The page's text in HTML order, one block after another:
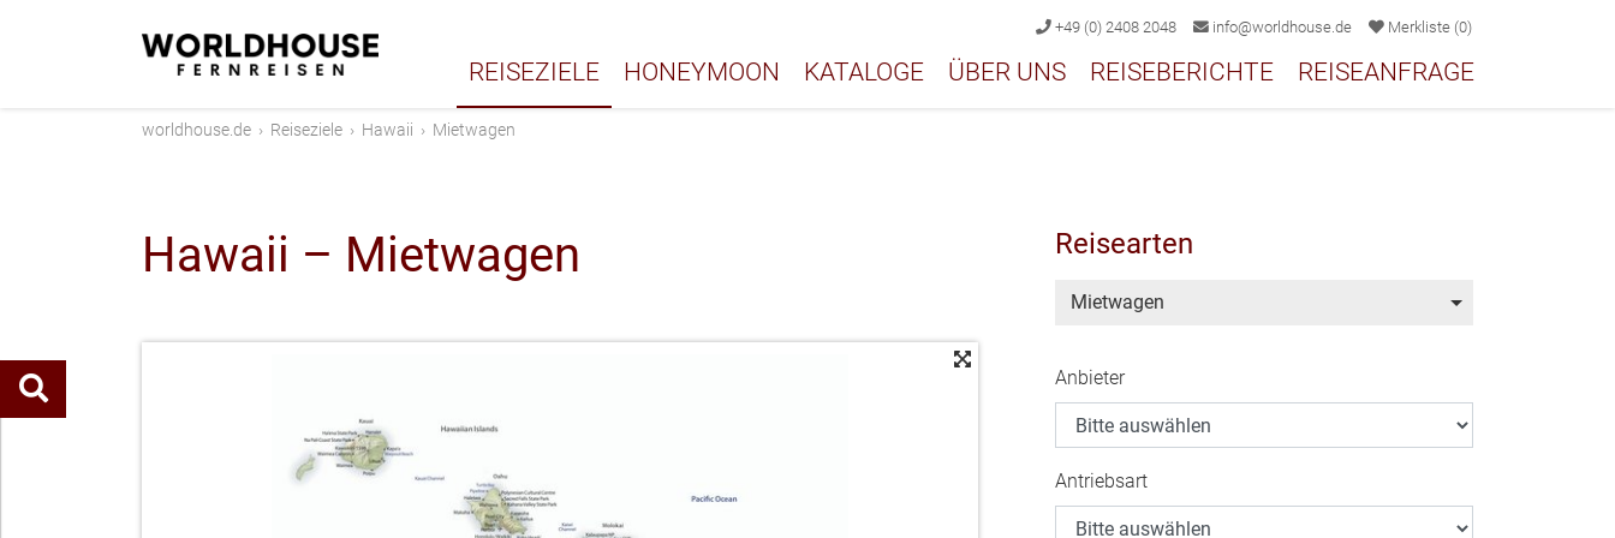
+49 (0) 2408 2048 info@worldhouse.de Merkliste (0)
REISEZIELE HONEYMOON KATALOGE ÜBER UNS REISEBERICHTE REISEANFRAGE
worldhouse.de › Reiseziele › Hawaii › Mietwagen
Hawaii – Mietwagen Reisearten
Mietwagen
Anbieter
Antriebsart